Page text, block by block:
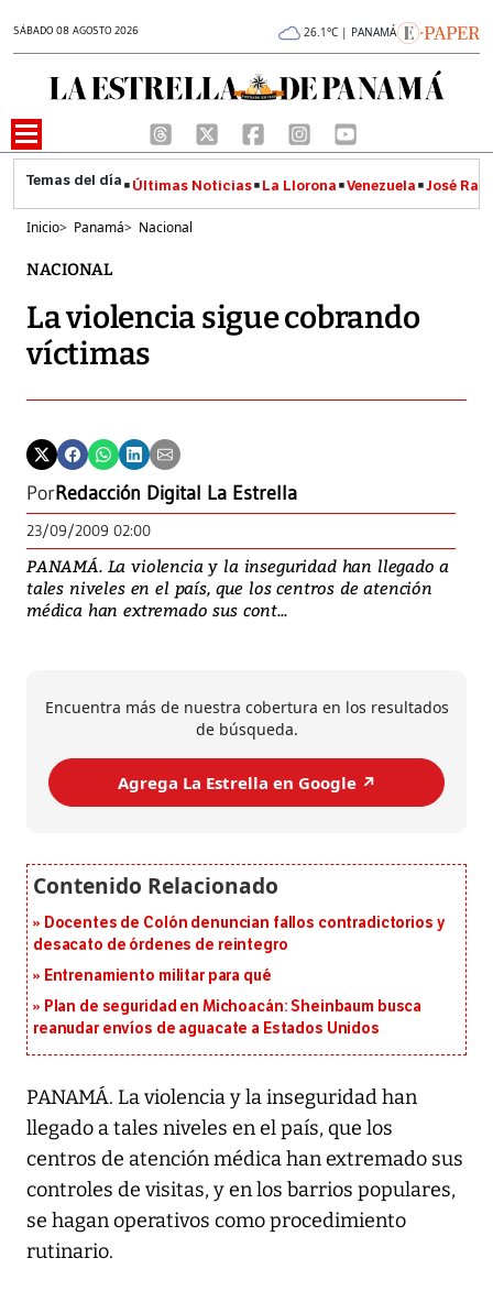
SÁBADO 08 AGOSTO 2026 26.1°C | PANAMÁ
Últimas Noticias La Llorona Venezuela José
Inicio> Panamá> Nacional
NACIONAL
La violencia sigue cobrando
víctimas
PorRedacción Digital La Estrella
23/09/2009 02:00
PANAMÁ. La violencia y la inseguridad han llegado a
tales niveles en el país, que los centros de atención
médica han extremado sus cont...
Encuentra más de nuestra cobertura en los resultados
de búsqueda.
Agrega La Estrella en Google ↗️
Docentes de Colón denuncian fallos contradictorios y
desacato de órdenes de reintegro
Entrenamiento militar para qué
Plan de seguridad en Michoacán: Sheinbaum busca
reanudar envíos de aguacate a Estados Unidos
PANAMÁ. La violencia y la inseguridad han
llegado a tales niveles en el país, que los
centros de atención médica han extremado sus
controles de visitas, y en los barrios populares,
se hagan operativos como procedimiento
rutinario.